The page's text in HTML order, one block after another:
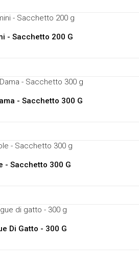
- Sacchetto 200 G
- Sacchetto 300 G
- Sacchetto 300 G
Di Gatto - 300 G